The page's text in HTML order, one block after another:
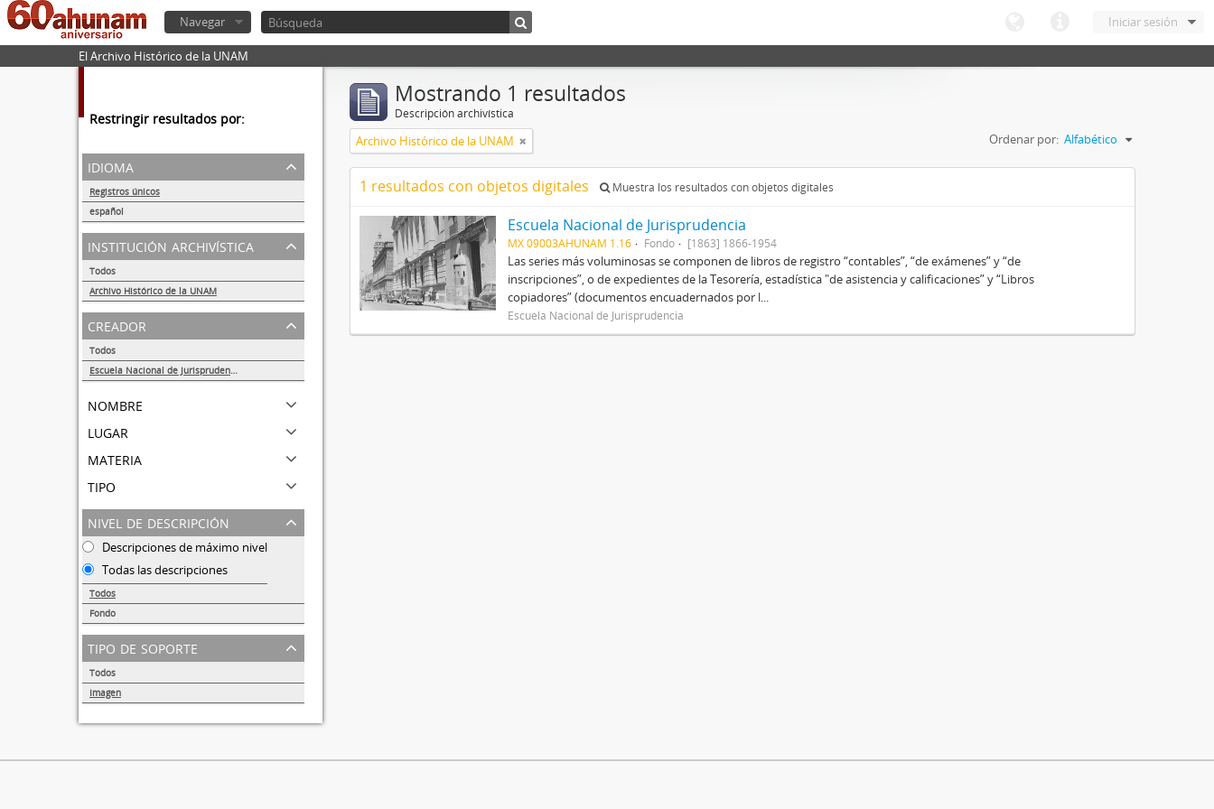
Iniciar sesión
Navegar
El Archivo Histórico de la UNAM
Restringir resultados por:
idioma
Registros únicos
español
1
institución archivística
Todos
Archivo Histórico de la UNAM
1
creador
Todos
Escuela Nacional de Jurisprudencia
nombre
lugar
materia
tipo
nivel de descripción
Descripciones de máximo nivel
Todas las descripciones
Todos
Fondo
1
tipo de soporte
Todos
Imagen
Mostrando 1 resultados
Descripción archivística
Archivo Histórico de la UNAM Ordenar por: Alfabético
1 resultados con objetos digitales Muestra los resultados con objetos digitales
Escuela Nacional de Jurisprudencia
MX 09003AHUNAM 1.16 Fondo [1863] 1866-1954
Las series más voluminosas se componen de libros de registro “contables”, “de exámenes” y “de
inscripciones”, o de expedientes de la Tesorería, estadística "de asistencia y calificaciones” y “Libros
copiadores” (documentos encuadernados por l...
Escuela Nacional de Jurisprudencia